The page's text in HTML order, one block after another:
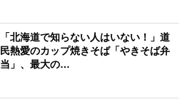
「北海道で知らない人はいない！」道
民熱愛のカップ焼きそば「やきそば弁
当」、最大の…